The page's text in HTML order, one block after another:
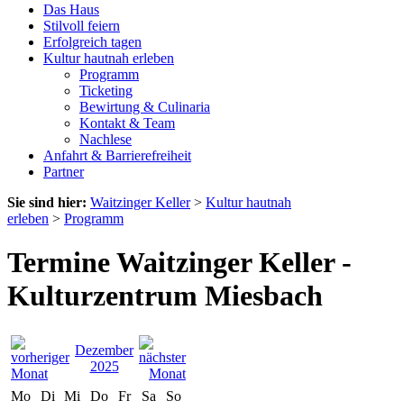
Das Haus
Stilvoll feiern
Erfolgreich tagen
Kultur hautnah erleben
Programm
Ticketing
Bewirtung & Culinaria
Kontakt & Team
Nachlese
Anfahrt & Barrierefreiheit
Partner
Sie sind hier: Waitzinger Keller> Kultur hautnah
erleben > Programm
Termine Waitzinger Keller -
Kulturzentrum Miesbach
Dezember
2025
Mo
Di Mi Do Fr Sa
So